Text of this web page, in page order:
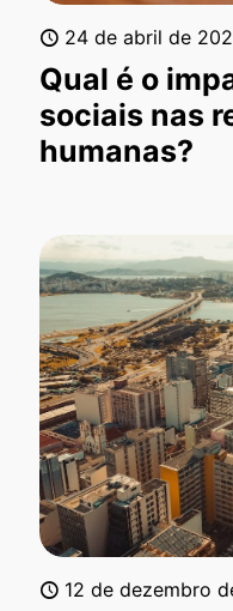
24 de abril de
Qual é o
sociais nas
humanas?
12 de dezembro